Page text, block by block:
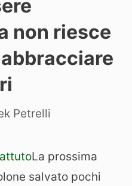
non riesce
Petrelli
La prossima
salvato pochi